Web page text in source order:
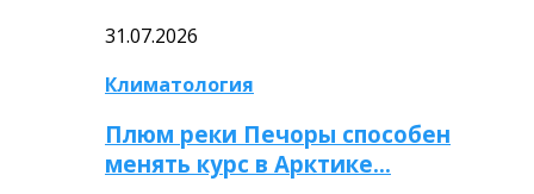
31.07.2026
Климатология
Плюм реки Печоры способен
менять курс в Арктике…